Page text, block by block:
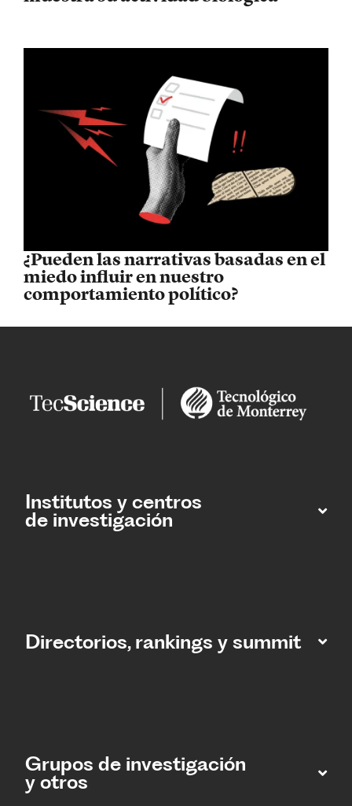
¿Pueden las narrativas basadas en el
miedo influir en nuestro
comportamiento político?
Institutos y centros
de investigación
Directorios, rankings y summit
Grupos de investigación
y otros